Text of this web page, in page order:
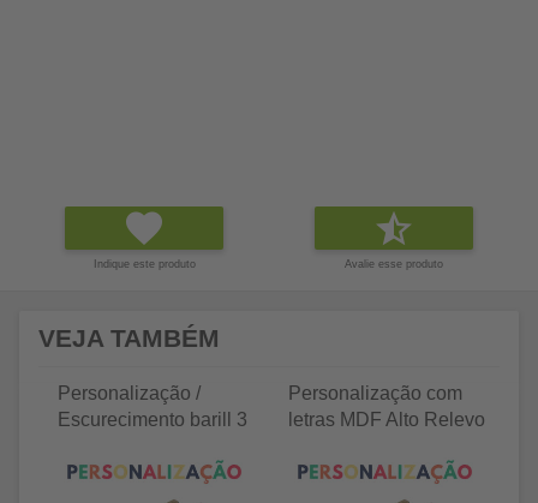
Indique este produto Avalie esse produto
VEJA TAMBÉM
Personalização /
Escurecimento barill 3
Personalização com
letras MDF Alto Relevo